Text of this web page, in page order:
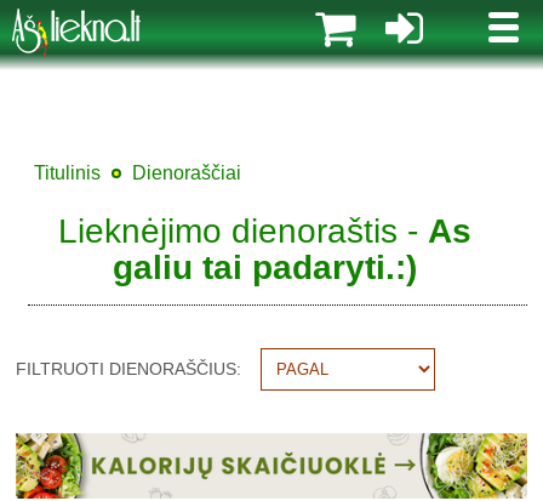
MENIU
Titulinis Dienoraščiai
Lieknėjimo dienoraštis - As
galiu tai padaryti.:)
FILTRUOTI DIENORAŠČIUS: